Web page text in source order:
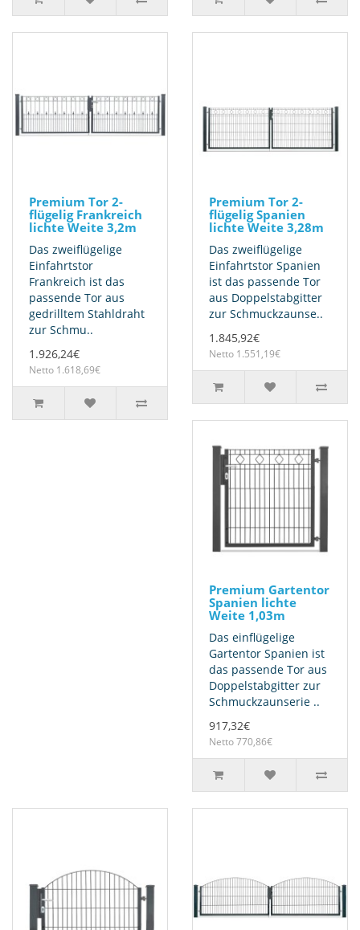
Premium Tor 2-
flügelig Frankreich
lichte Weite 3,2m
Das zweiflügelige
Einfahrtstor
Frankreich ist das
passende Tor aus
gedrilltem Stahldraht
zur Schmu..
1.926,24€
Netto 1.618,69€
Premium Tor 2-
flügelig Spanien
lichte Weite 3,28m
Das zweiflügelige
Einfahrtstor Spanien
ist das passende Tor
aus Doppelstabgitter
zur Schmuckzaunse..
1.845,92€
Netto 1.551,19€
Premium Gartentor
Spanien lichte
Weite 1,03m
Das einflügelige
Gartentor Spanien ist
das passende Tor aus
Doppelstabgitter zur
Schmuckzaunserie ..
917,32€
Netto 770,86€